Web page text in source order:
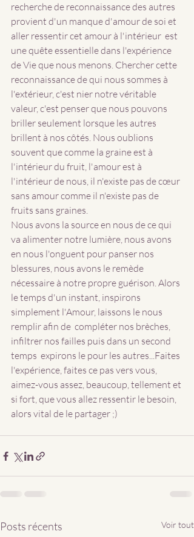
recherche de reconnaissance des autres
provient d'un manque d'amour de soi et
aller ressentir cet amour à l'intérieur  est
une quête essentielle dans l'expérience
de Vie que nous menons. Chercher cette
reconnaissance de qui nous sommes à
l'extérieur, c'est nier notre véritable
valeur, c'est penser que nous pouvons
briller seulement lorsque les autres
brillent à nos côtés. Nous oublions
souvent que comme la graine est à
l'intérieur du fruit, l'amour est à
l'intérieur de nous, il n'existe pas de cœur
sans amour comme il n'existe pas de
fruits sans graines.
Nous avons la source en nous de ce qui
va alimenter notre lumière, nous avons
en nous l'onguent pour panser nos
blessures, nous avons le remède
nécessaire à notre propre guérison. Alors
le temps d'un instant, inspirons
simplement l'Amour, laissons le nous
remplir afin de  compléter nos brèches,
infiltrer nos failles puis dans un second
temps  expirons le pour les autres...Faites
l'expérience, faites ce pas vers vous,
aimez-vous assez, beaucoup, tellement et
si fort, que vous allez ressentir le besoin,
alors vital de le partager ;)
Posts récents Voir tout